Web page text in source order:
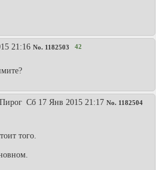
21:16 No. 1182503 42
Сб 17 Янв 2015 21:17 No. 1182504
того.